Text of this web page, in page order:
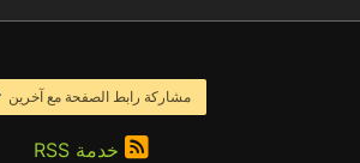
مشاركة رابط الصفحة مع آخرين
خدمة RSS